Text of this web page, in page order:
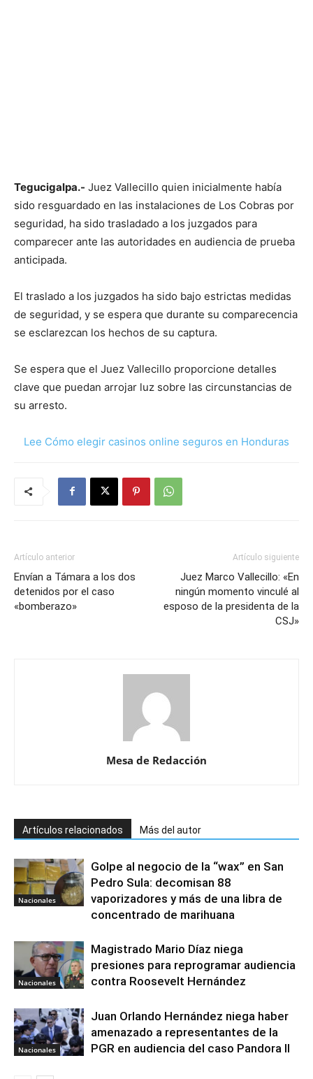
Tegucigalpa.- Juez Vallecillo quien inicialmente había
sido resguardado en las instalaciones de Los Cobras por
seguridad, ha sido trasladado a los juzgados para
comparecer ante las autoridades en audiencia de prueba
anticipada.
El traslado a los juzgados ha sido bajo estrictas medidas
de seguridad, y se espera que durante su comparecencia
se esclarezcan los hechos de su captura.
Se espera que el Juez Vallecillo proporcione detalles
clave que puedan arrojar luz sobre las circunstancias de
su arresto.
Lee Cómo elegir casinos online seguros en Honduras
Artículo anterior
Envían a Támara a los dos
detenidos por el caso
«bomberazo»
Artículo siguiente
Juez Marco Vallecillo: «En
ningún momento vinculé al
esposo de la presidenta de la
CSJ»
Mesa de Redacción
Artículos relacionados Más del autor
Nacionales
Golpe al negocio de la “wax” en San
Pedro Sula: decomisan 88
vaporizadores y más de una libra de
concentrado de marihuana
Nacionales
Magistrado Mario Díaz niega
presiones para reprogramar audiencia
contra Roosevelt Hernández
Nacionales
Juan Orlando Hernández niega haber
amenazado a representantes de la
PGR en audiencia del caso Pandora II